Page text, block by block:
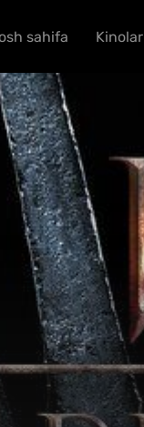
sahifa Kinolar